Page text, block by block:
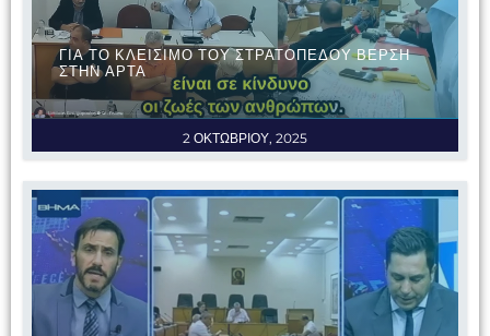
2 ΟΚΤΩΒΡΙΟΥ, 2025
ΓΙΑ ΤΟ ΚΛΕΙΣΙΜΟ ΤΟΥ ΣΤΡΑΤΟΠΕΔΟΥ ΒΕΡΣΗ
ΣΤΗΝ ΑΡΤΑ